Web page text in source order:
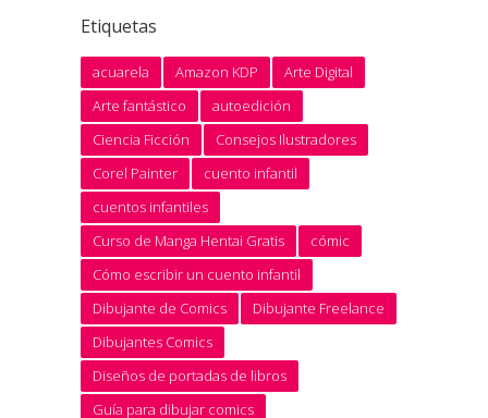
Etiquetas
acuarela Amazon KDP
Arte Digital
Arte fantástico
autoedición
Ciencia Ficción
Consejos Ilustradores
Corel Painter
cuento infantil
cuentos infantiles
Curso de Manga Hentai Gratis
cómic
Cómo escribir un cuento infantil
Dibujante de Comics
Dibujante Freelance
Dibujantes Comics
Diseños de portadas de libros
Guía para dibujar comics